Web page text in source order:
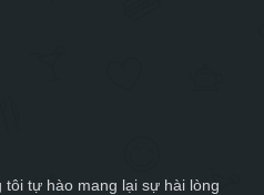
tự hào mang lại sự hài lòng